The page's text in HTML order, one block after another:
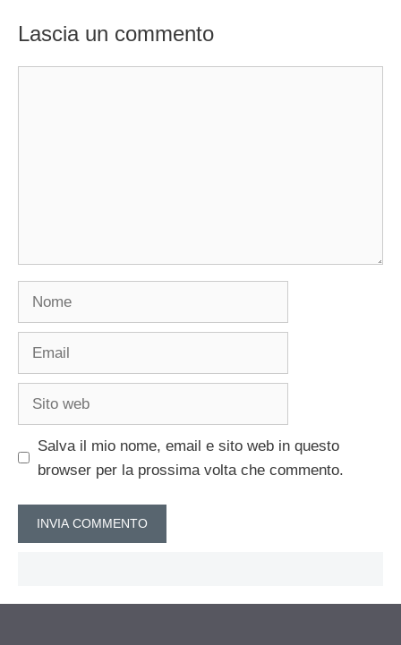
Lascia un commento
Salva il mio nome, email e sito web in questo
browser per la prossima volta che commento.